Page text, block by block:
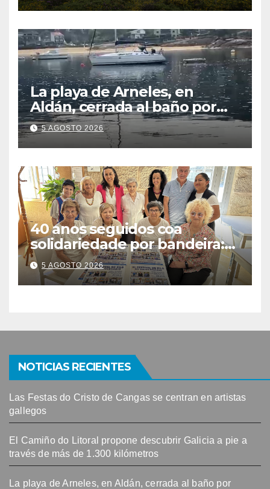
La playa de Arneles, en
Aldán, cerrada al baño por
contaminación del agua tras
detectarse restos fecales
5 AGOSTO 2026
40 anos seguidos coa
solidariedade por bandeira:
este venres celébrase o
Festival do Kilo no Auditorio
5 AGOSTO 2026
NOTICIAS RECIENTES
Las Festas do Cristo de Cangas se centran en artistas
gallegos
El Camiño do Litoral propone descubrir Galicia a pie a
través de más de 1.300 kilómetros
La playa de Arneles, en Aldán, cerrada al baño por